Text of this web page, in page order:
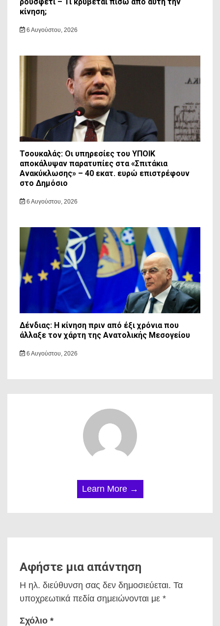
κίνηση;
6 Αυγούστου, 2026
Τσουκαλάς: Οι υπηρεσίες του ΥΠΟΙΚ
αποκάλυψαν παρατυπίες στα «Σπιτάκια
Ανακύκλωσης» – 40 εκατ. ευρώ επιστρέφουν
στο Δημόσιο
6 Αυγούστου, 2026
Δένδιας: Η κίνηση πριν από έξι χρόνια που
άλλαξε τον χάρτη της Ανατολικής Μεσογείου
6 Αυγούστου, 2026
Learn More →
Αφήστε μια απάντηση
Η ηλ. διεύθυνση σας δεν δημοσιεύεται. Τα
υποχρεωτικά πεδία σημειώνονται με *
Σχόλιο *